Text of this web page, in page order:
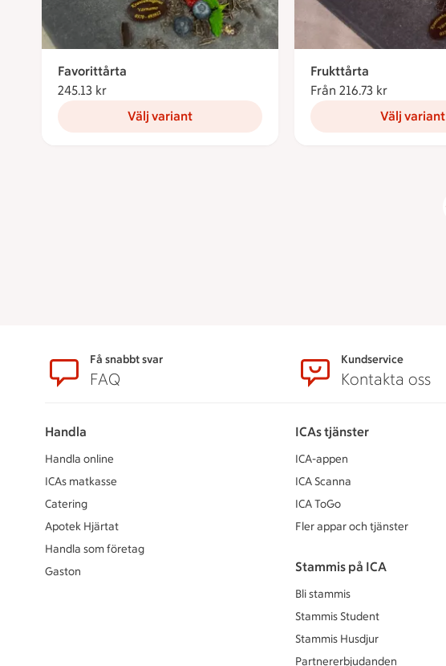
Favorittårta
245.13 kr
Välj variant
Frukttårta
Från 216.73 kr
Välj variant
SidfotFå snabbt svar
FAQ
Kundservice
Kontakta oss
Handla
Handla online
ICAs matkasse
Catering
Apotek Hjärtat
Handla som företag
Gaston
ICAs tjänster
ICA-appen
ICA Scanna
ICA ToGo
Fler appar och tjänster
Stammis på ICA
Bli stammis
Stammis Student
Stammis Husdjur
Partnererbjudanden